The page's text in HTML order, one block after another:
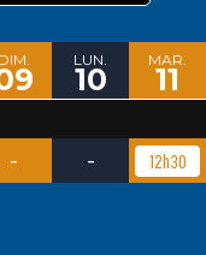
DIM. LUN.
10
MAR.
11
- - 12h30